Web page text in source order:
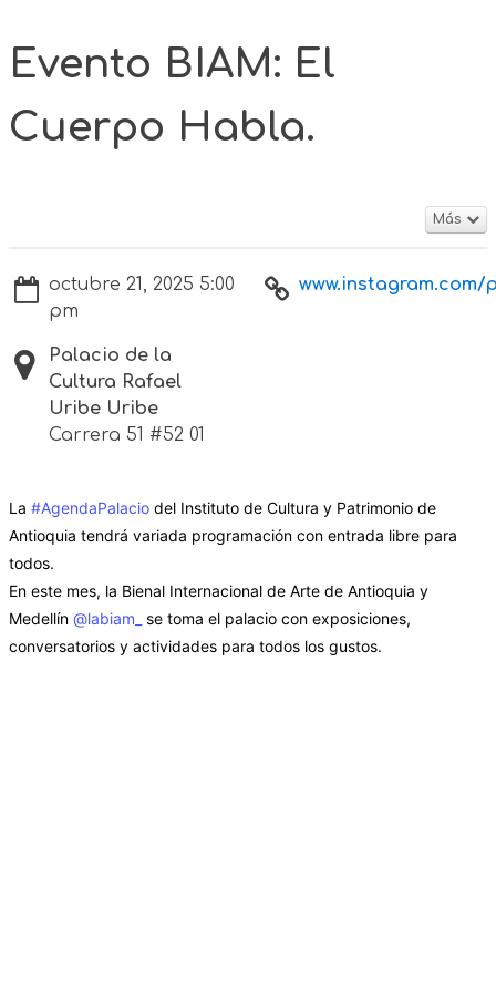
Evento BIAM: El
Cuerpo Habla.
Más
octubre 21, 2025 5:00
pm
Palacio de la
Cultura Rafael
Uribe Uribe
Carrera 51 #52 01
www.instagram.com/
La #AgendaPalacio del Instituto de Cultura y Patrimonio de
Antioquia tendrá variada programación con entrada libre para
todos.
En este mes, la Bienal Internacional de Arte de Antioquia y
Medellín @labiam_
se toma el palacio con exposiciones,
conversatorios y actividades para todos los gustos.